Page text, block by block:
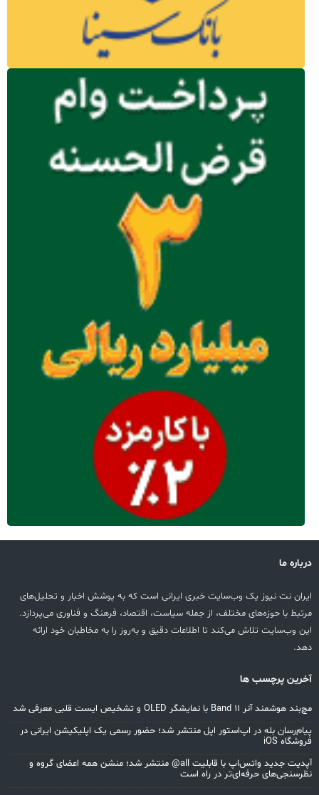
درباره ما
ایران نت نیوز یک وب‌سایت خبری ایرانی است که به پوشش اخبار و تحلیل‌های
مرتبط با حوزه‌های مختلف، از جمله سیاست، اقتصاد، فرهنگ و فناوری می‌پردازد.
این وب‌سایت تلاش می‌کند تا اطلاعات دقیق و به‌روز را به مخاطبان خود ارائه
دهد.
آخرین پرچسب ها
مچ‌بند هوشمند آنر Band 11 با نمایشگر OLED و تشخیص ایست قلبی معرفی شد
پیام‌رسان بله در اپ‌استور اپل منتشر شد؛ حضور رسمی یک اپلیکیشن ایرانی در
فروشگاه iOS
آپدیت جدید واتس‌اپ با قابلیت all@ منتشر شد؛ منشن همه اعضای گروه و
نظرسنجی‌های حرفه‌ای‌تر در راه است